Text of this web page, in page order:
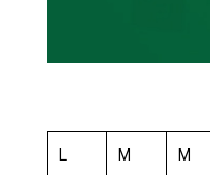
L M M